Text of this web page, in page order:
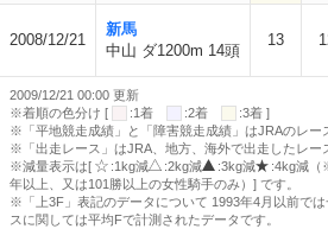
2008/12/21
新馬
中山 ダ1200m 14頭
13
2009/12/21 00:00 更新
※着順の色分け [
:1着 :2着
:3着 ]
※「平地競走成績」と「障害競走成績」はJRAのレー
※「出走レース」はJRA、地方、海外で出走したレー
※減量表示は[
:1kg減 :2kg減 :3kg減 :4kg減（
年以上、又は101勝以上の女性騎手のみ）] です。
※「上3F」表記のデータについて 1993年4月以前で
スに関しては平均Fで計測されたデータです。